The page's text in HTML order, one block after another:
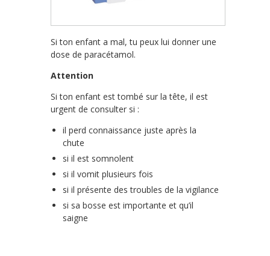
Si ton enfant a mal, tu peux lui donner une
dose de paracétamol.
Attention
Si ton enfant est tombé sur la tête, il est
urgent de consulter si :
il perd connaissance juste après la
chute
si il est somnolent
si il vomit plusieurs fois
si il présente des troubles de la vigilance
si sa bosse est importante et qu’il
saigne